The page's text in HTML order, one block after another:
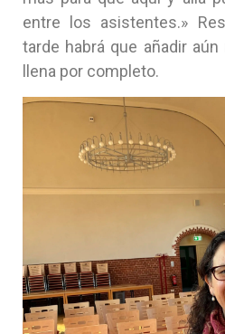
entre los asistentes.»
tarde habrá que añadir
llena por completo.